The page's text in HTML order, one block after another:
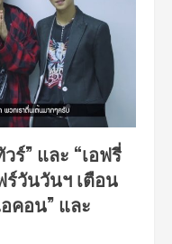
” และ “เอฟรี่
ฟร์วันวันฯ เตือน
คอน” และ